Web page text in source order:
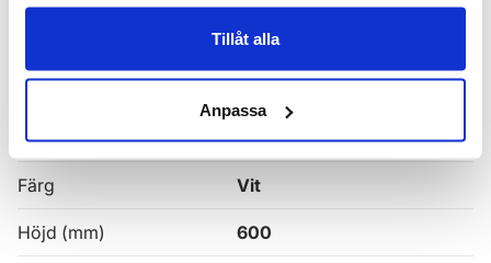
Tillåt alla
Anpassa
Djup (mm) 465
Färg Vit
Höjd (mm) 600